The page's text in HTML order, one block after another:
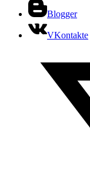
Blogger
VKontakte